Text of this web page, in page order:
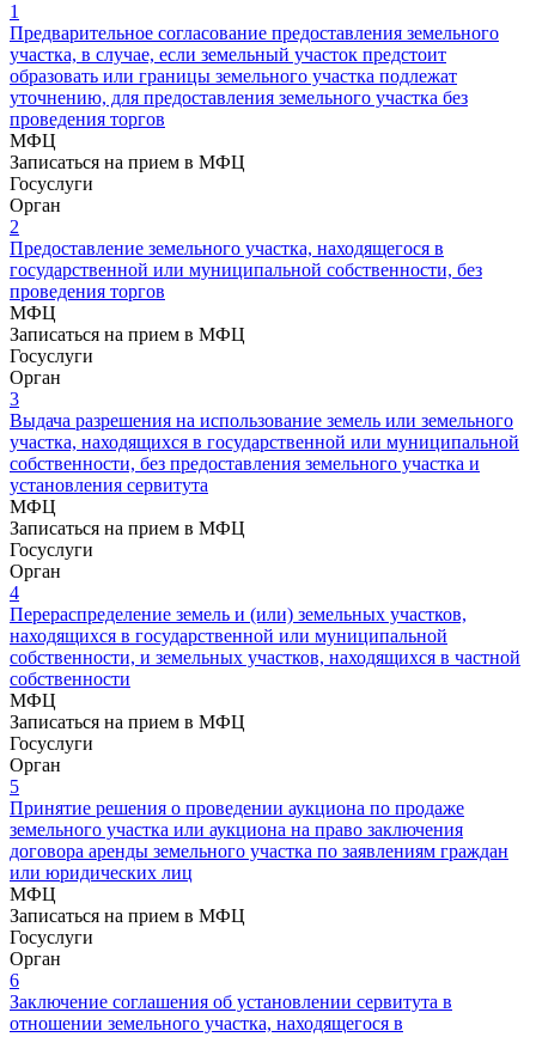
1
Предварительное согласование предоставления земельного
участка, в случае, если земельный участок предстоит
образовать или границы земельного участка подлежат
уточнению, для предоставления земельного участка без
проведения торгов
МФЦ
Записаться на прием в МФЦ
Госуслуги
Орган
2
Предоставление земельного участка, находящегося в
государственной или муниципальной собственности, без
проведения торгов
МФЦ
Записаться на прием в МФЦ
Госуслуги
Орган
3
Выдача разрешения на использование земель или земельного
участка, находящихся в государственной или муниципальной
собственности, без предоставления земельного участка и
установления сервитута
МФЦ
Записаться на прием в МФЦ
Госуслуги
Орган
4
Перераспределение земель и (или) земельных участков,
находящихся в государственной или муниципальной
собственности, и земельных участков, находящихся в частной
собственности
МФЦ
Записаться на прием в МФЦ
Госуслуги
Орган
5
Принятие решения о проведении аукциона по продаже
земельного участка или аукциона на право заключения
договора аренды земельного участка по заявлениям граждан
или юридических лиц
МФЦ
Записаться на прием в МФЦ
Госуслуги
Орган
6
Заключение соглашения об установлении сервитута в
отношении земельного участка, находящегося в